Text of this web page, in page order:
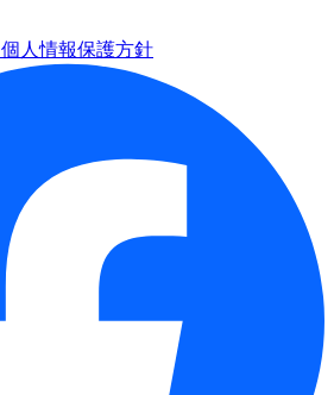
個人情報保護方針